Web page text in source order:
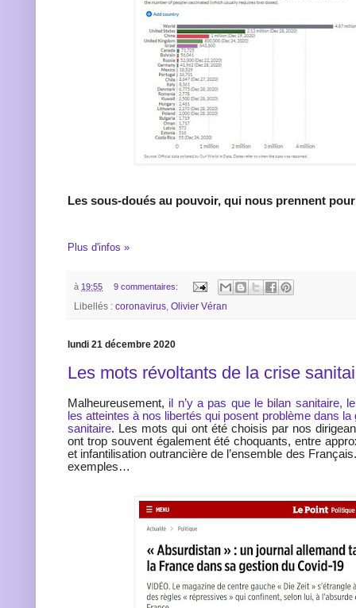
Les sous-doués au pouvoir, qui nous prennent
Plus d'infos »
à 19:55 9 commentaires:
Libellés : coronavirus, Olivier Véran
lundi 21 décembre 2020
Les mots révoltants de la crise
Malheureusement, il n’y a pas que le bilan sanitaire,
les atteintes à nos libertés qui posent problème dans
sanitaire. Les mots qui ont été choisis par nos
ont trop souvent également été choquants, entre
et infantilisation outrancière de l’ensemble des
exemples…